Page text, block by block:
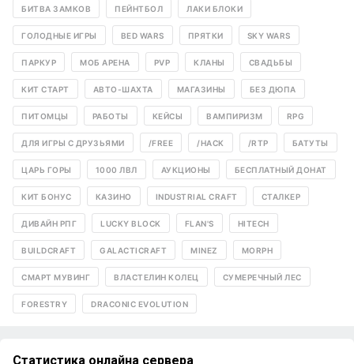
БИТВА ЗАМКОВ ПЕЙНТБОЛ ЛАКИ БЛОКИ
ГОЛОДНЫЕ ИГРЫ BED WARS ПРЯТКИ SKY WARS
ПАРКУР МОБ АРЕНА PVP КЛАНЫ СВАДЬБЫ
КИТ СТАРТ АВТО-ШАХТА МАГАЗИНЫ БЕЗ ДЮПА
ПИТОМЦЫ РАБОТЫ КЕЙСЫ ВАМПИРИЗМ RPG
ДЛЯ ИГРЫ С ДРУЗЬЯМИ /FREE /HACK /RTP БАТУТЫ
ЦАРЬ ГОРЫ 1000 ЛВЛ АУКЦИОНЫ БЕСПЛАТНЫЙ ДОНАТ
КИТ БОНУС КАЗИНО INDUSTRIAL CRAFT СТАЛКЕР
ДИВАЙН РПГ LUCKY BLOCK FLAN'S HITECH
BUILDCRAFT GALACTICRAFT MINEZ MORPH
СМАРТ МУВИНГ ВЛАСТЕЛИН КОЛЕЦ СУМЕРЕЧНЫЙ ЛЕС
FORESTRY DRACONIC EVOLUTION